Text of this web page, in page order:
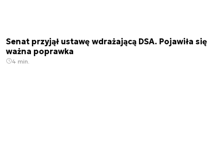
Senat przyjął ustawę wdrażającą DSA. Pojawiła się
ważna poprawka
4 min.